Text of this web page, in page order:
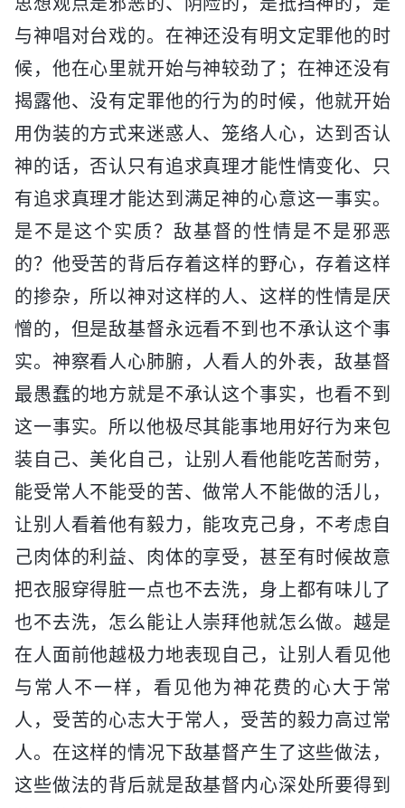
与神唱对台戏的。在神还没有明文定罪他的时
候，他在心里就开始与神较劲了；在神还没有
揭露他、没有定罪他的行为的时候，他就开始
用伪装的方式来迷惑人、笼络人心，达到否认
神的话，否认只有追求真理才能性情变化、只
有追求真理才能达到满足神的心意这一事实。
是不是这个实质？敌基督的性情是不是邪恶
的？他受苦的背后存着这样的野心，存着这样
的掺杂，所以神对这样的人、这样的性情是厌
憎的，但是敌基督永远看不到也不承认这个事
实。神察看人心肺腑，人看人的外表，敌基督
最愚蠢的地方就是不承认这个事实，也看不到
这一事实。所以他极尽其能事地用好行为来包
装自己、美化自己，让别人看他能吃苦耐劳，
能受常人不能受的苦、做常人不能做的活儿，
让别人看着他有毅力，能攻克己身，不考虑自
己肉体的利益、肉体的享受，甚至有时候故意
把衣服穿得脏一点也不去洗，身上都有味儿了
也不去洗，怎么能让人崇拜他就怎么做。越是
在人面前他越极力地表现自己，让别人看见他
与常人不一样，看见他为神花费的心大于常
人，受苦的心志大于常人，受苦的毅力高过常
人。在这样的情况下敌基督产生了这些做法，
这些做法的背后就是敌基督内心深处所要得到